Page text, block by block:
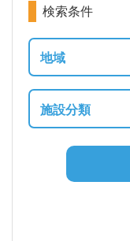
検索条件
地域
施設分類